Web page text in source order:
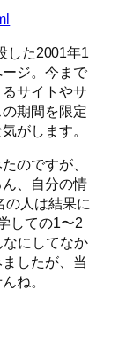
した2001年1
ジ。今まで
サイトやサ
期間を限定
がします。
のですが、
、自分の情
人は結果に
しての1〜2
にしてなか
したが、当
ね。